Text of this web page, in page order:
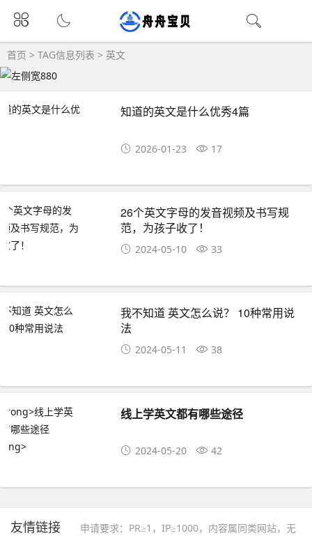
首页 > TAG信息列表 > 英文
知道的英文是什么优秀4篇
2026-01-23 17
26个英文字母的发音视频及书写规
范，为孩子收了！
2024-05-10 33
我不知道 英文怎么说？ 10种常用说
法
2024-05-11 38
线上学英文都有哪些途径
2024-05-20 42
友情链接
申请要求：PR≥1，IP≥1000，内容属同类网站，无